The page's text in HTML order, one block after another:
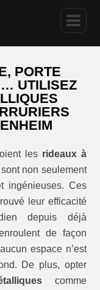
PORTE
UTILISEZ
les rideaux à
sont non seulement
ingénieuses. Ces
leur efficacité
depuis déjà
de façon
espace n’est
De plus, opter
comme